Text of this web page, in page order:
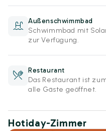
Außenschwimmbad
Schwimmbad mit
zur Verfügung.
Restaurant
Das Restaurant ist
alle Gäste geöffnet.
Hotiday-Zimmer